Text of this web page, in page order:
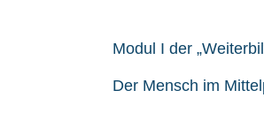
Modul I der
Der Mensch im